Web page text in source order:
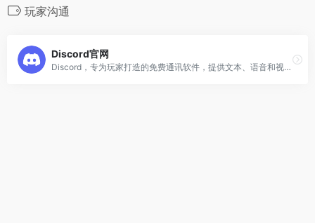
玩家沟通
Discord官网
Discord，专为玩家打造的免费通讯软件，提供文本、语音和视频聊天功能，跨平台使用，是社交、学习和工作场合的沟通好帮手。